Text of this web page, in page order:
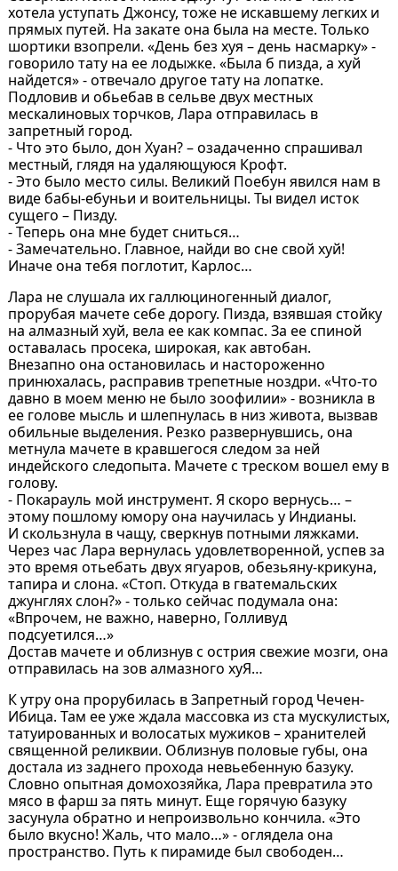
хотела уступать Джонсу, тоже не искавшему легких и
прямых путей. На закате она была на месте. Только
шортики взопрели. «День без хуя – день насмарку» -
говорило тату на ее лодыжке. «Была б пизда, а хуй
найдется» - отвечало другое тату на лопатке.
Подловив и обьебав в сельве двух местных
мескалиновых торчков, Лара отправилась в
запретный город.
- Что это было, дон Хуан? – озадаченно спрашивал
местный, глядя на удаляющуюся Крофт.
- Это было место силы. Великий Поебун явился нам в
виде бабы-ебуньи и воительницы. Ты видел исток
сущего – Пизду.
- Теперь она мне будет сниться…
- Замечательно. Главное, найди во сне свой хуй!
Иначе она тебя поглотит, Карлос…
Лара не слушала их галлюциногенный диалог,
прорубая мачете себе дорогу. Пизда, взявшая стойку
на алмазный хуй, вела ее как компас. За ее спиной
оставалась просека, широкая, как автобан.
Внезапно она остановилась и настороженно
принюхалась, расправив трепетные ноздри. «Что-то
давно в моем меню не было зоофилии» - возникла в
ее голове мысль и шлепнулась в низ живота, вызвав
обильные выделения. Резко развернувшись, она
метнула мачете в кравшегося следом за ней
индейского следопыта. Мачете с треском вошел ему в
голову.
- Покарауль мой инструмент. Я скоро вернусь… –
этому пошлому юмору она научилась у Индианы.
И скользнула в чащу, сверкнув потными ляжками.
Через час Лара вернулась удовлетворенной, успев за
это время отьебать двух ягуаров, обезьяну-крикуна,
тапира и слона. «Стоп. Откуда в гватемальских
джунглях слон?» - только сейчас подумала она:
«Впрочем, не важно, наверно, Голливуд
подсуетился…»
Достав мачете и облизнув с острия свежие мозги, она
отправилась на зов алмазного хуЯ…
К утру она прорубилась в Запретный город Чечен-
Ибица. Там ее уже ждала массовка из ста мускулистых,
татуированных и волосатых мужиков – хранителей
священной реликвии. Облизнув половые губы, она
достала из заднего прохода невьебенную базуку.
Словно опытная домохозяйка, Лара превратила это
мясо в фарш за пять минут. Еще горячую базуку
засунула обратно и непроизвольно кончила. «Это
было вкусно! Жаль, что мало…» - оглядела она
пространство. Путь к пирамиде был свободен…